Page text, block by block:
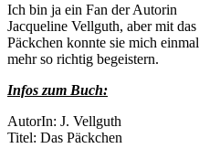
Ich bin ja ein Fan der Autorin
Jacqueline Vellguth, aber mit das
Päckchen konnte sie mich einmal
mehr so richtig begeistern.
Infos zum Buch:
AutorIn: J. Vellguth
Titel: Das Päckchen